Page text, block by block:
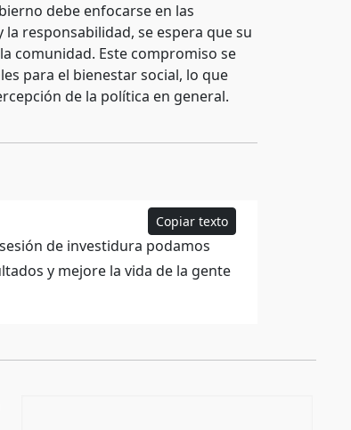
debe enfocarse en las
responsabilidad, se espera que su
comunidad. Este compromiso se
para el bienestar social, lo que
de la política en general.
Copiar texto
de investidura podamos
y mejore la vida de la gente